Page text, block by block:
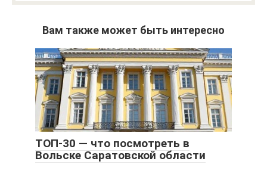
Вам также может быть интересно
ТОП-30 — что посмотреть в
Вольске Саратовской области